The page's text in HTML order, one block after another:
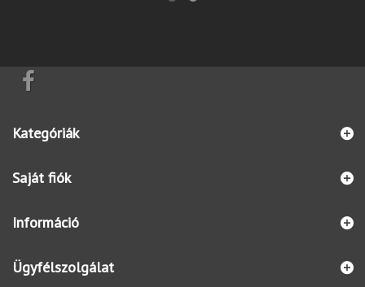
Kategóriák
Saját fiók
Információ
Ügyfélszolgálat